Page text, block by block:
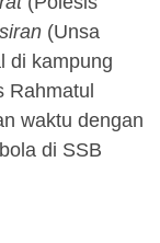
(Unsa
di kampung
Rahmatul
waktu dengan
di SSB